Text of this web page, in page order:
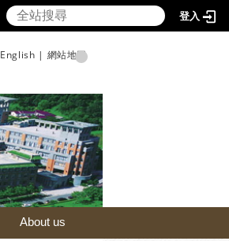
登入
English | 網站地圖
About us